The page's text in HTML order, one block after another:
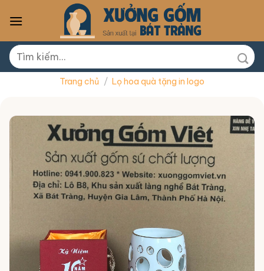
Tìm
kiếm:
Trang chủ / Lọ hoa quà tặng in logo